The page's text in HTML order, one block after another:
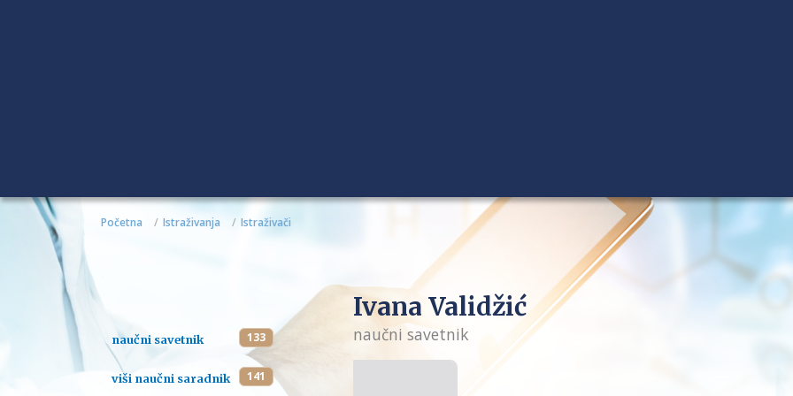
Početna Istraživanja Istraživači
naučni savetnik 133
viši naučni saradnik 141
Ivana Validžić
naučni savetnik